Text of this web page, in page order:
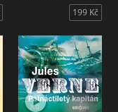
199 Kč